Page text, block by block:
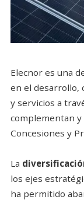
Elecnor es una
en el desarrollo,
y servicios a
complementan y
Concesiones y
La
los ejes
ha permitido